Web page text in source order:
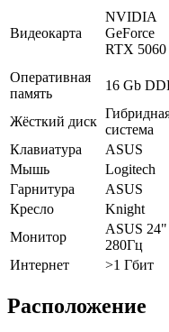
Видеокарта
NVIDIA
GeForce
RTX 5060
Оперативная
память
16 Gb
Жёсткий диск
система
Клавиатура
ASUS
Мышь
Logitech
Гарнитура
ASUS
Кресло
Knight
Монитор
ASUS 24"
280Гц
Интернет
>1 Гбит
Расположение